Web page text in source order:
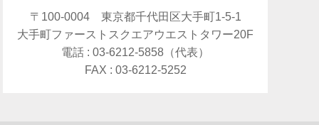
〒100-0004 東京都千代田区大手町1-5-1
大手町ファーストスクエアウエストタワー20F
電話 : 03-6212-5858（代表）
FAX : 03-6212-5252